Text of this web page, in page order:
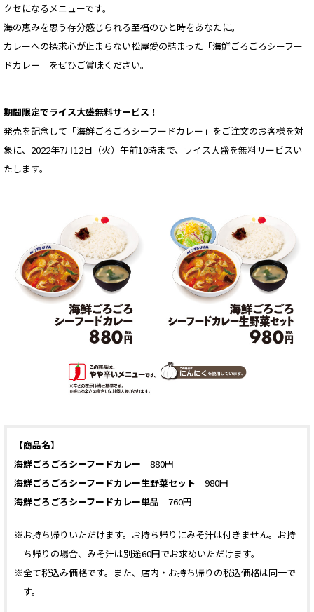
クセになるメニューです。
海の恵みを思う存分感じられる至福のひと時をあなたに。
カレーへの探求心が止まらない松屋愛の詰まった「海鮮ごろごろシーフー
ドカレー」をぜひご賞味ください。
期間限定でライス大盛無料サービス！
発売を記念して「海鮮ごろごろシーフードカレー」をご注文のお客様を対
象に、2022年7月12日（火）午前10時まで、ライス大盛を無料サービスい
たします。
【商品名】
海鮮ごろごろシーフードカレー 880円
海鮮ごろごろシーフードカレー生野菜セット 980円
海鮮ごろごろシーフードカレー単品 760円
※お持ち帰りいただけます。お持ち帰りにみそ汁は付きません。お持
ち帰りの場合、みそ汁は別途60円でお求めいただけます。
※全て税込み価格です。また、店内・お持ち帰りの税込価格は同一で
す。